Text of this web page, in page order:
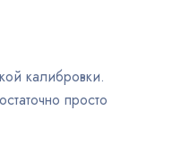
калибровки.
просто